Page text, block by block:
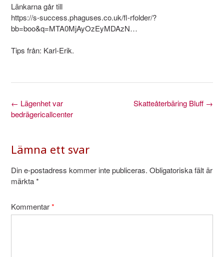
Länkarna går till
https://s-success.phaguses.co.uk/fl-rfolder/?
bb=boo&q=MTA0MjAyOzEyMDAzN…
Tips från: Karl-Erik.
Inläggsnavigering Skatteåterbäring Bluff →
← Lägenhet var
bedrägericallcenter
Lämna ett svar
Din e-postadress kommer inte publiceras. Obligatoriska fält är
märkta*
Kommentar*